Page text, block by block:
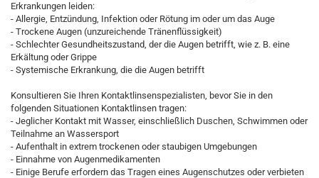
Erkrankungen leiden:
- Allergie, Entzündung, Infektion oder Rötung im oder um das Auge
- Trockene Augen (unzureichende Tränenflüssigkeit)
- Schlechter Gesundheitszustand, der die Augen betrifft, wie z. B. eine
Erkältung oder Grippe
- Systemische Erkrankung, die die Augen betrifft
Konsultieren Sie Ihren Kontaktlinsenspezialisten, bevor Sie in den
folgenden Situationen Kontaktlinsen tragen:
- Jeglicher Kontakt mit Wasser, einschließlich Duschen, Schwimmen oder
Teilnahme an Wassersport
- Aufenthalt in extrem trockenen oder staubigen Umgebungen
- Einnahme von Augenmedikamenten
- Einige Berufe erfordern das Tragen eines Augenschutzes oder verbieten